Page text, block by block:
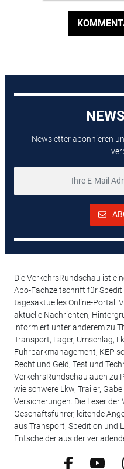
Newsletter abonnieren
Die VerkehrsRundschau ist
Abo-Fachzeitschrift für
tagesaktuelles Online-Portal.
aktuelle Nachrichten,
informiert unter anderem zu
Transport, Lager, Umschlag,
Fuhrparkmanagement, KEP
Recht und Geld, Test und
VerkehrsRundschau auch zu
wie schwere Lkw, Trailer,
Versicherungen. Die Leser
Geschäftsführer, leitende
aus Transport, Spedition und
Entscheider aus der